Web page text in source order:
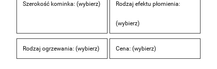
Szerokość kominka: (wybierz) Rodzaj efektu płomienia:
(wybierz)
Rodzaj ogrzewania: (wybierz) Cena: (wybierz)